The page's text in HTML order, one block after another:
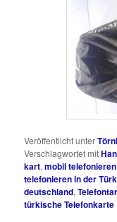
Veröffentlicht unter
Verschlagwortet mit
kart,mobil
telefonieren in der
deutschland,
türkische Telefonkarte